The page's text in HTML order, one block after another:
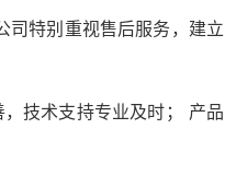
司特别重视售后服务，建立
技术支持专业及时； 产品